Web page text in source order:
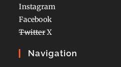
Instagram
Facebook
TwitterX
Navigation